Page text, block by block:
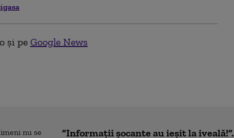
și pe Google News
”Informații șocante au ieșit la iveală!”.